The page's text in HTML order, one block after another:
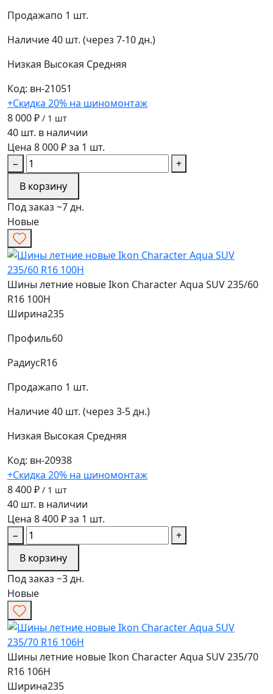
Продажапо 1 шт.
Наличие40 шт. (через 7-10 дн.)
Низкая Высокая Средняя
Код: вн-21051
+Скидка 20% на шиномонтаж
8 000 ₽ / 1 шт
40 шт. в наличии
Цена 8 000 ₽ за 1 шт.
−
+
В корзину
Под заказ ~7 дн.
Новые
Шины летние новые Ikon Character Aqua SUV 235/60
R16 100H
Ширина235
Профиль60
РадиусR16
Продажапо 1 шт.
Наличие40 шт. (через 3-5 дн.)
Низкая Высокая Средняя
Код: вн-20938
+Скидка 20% на шиномонтаж
8 400 ₽ / 1 шт
40 шт. в наличии
Цена 8 400 ₽ за 1 шт.
−
+
В корзину
Под заказ ~3 дн.
Новые
Шины летние новые Ikon Character Aqua SUV 235/70
R16 106H
Ширина235